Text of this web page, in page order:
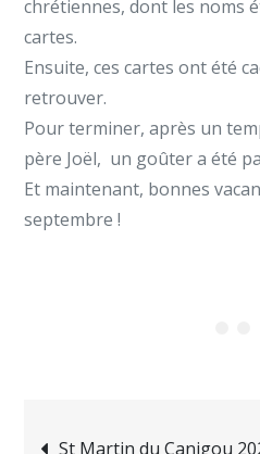
chrétiennes, dont les noms
cartes.
Ensuite, ces cartes ont été
retrouver.
Pour terminer, après un
père Joël, un goûter a été
Et maintenant, bonnes
septembre !
St Martin du Canigou